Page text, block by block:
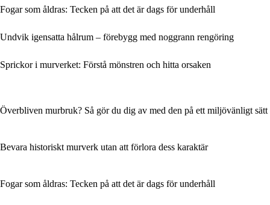
Fogar som åldras: Tecken på att det är dags för underhåll
Undvik igensatta hålrum – förebygg med noggrann rengöring
Sprickor i murverket: Förstå mönstren och hitta orsaken
Överbliven murbruk? Så gör du dig av med den på ett miljövänligt sätt
Bevara historiskt murverk utan att förlora dess karaktär
Fogar som åldras: Tecken på att det är dags för underhåll